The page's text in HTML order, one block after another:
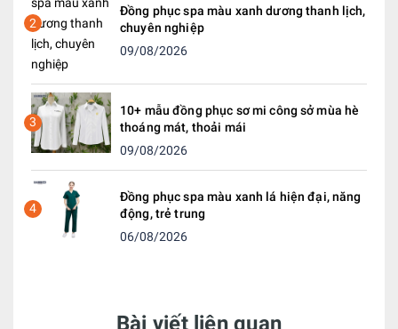
2
Đồng phục spa màu xanh dương thanh lịch,
chuyên nghiệp
09/08/2026
3
10+ mẫu đồng phục sơ mi công sở mùa hè
thoáng mát, thoải mái
09/08/2026
4
Đồng phục spa màu xanh lá hiện đại, năng
động, trẻ trung
06/08/2026
Bài viết liên quan